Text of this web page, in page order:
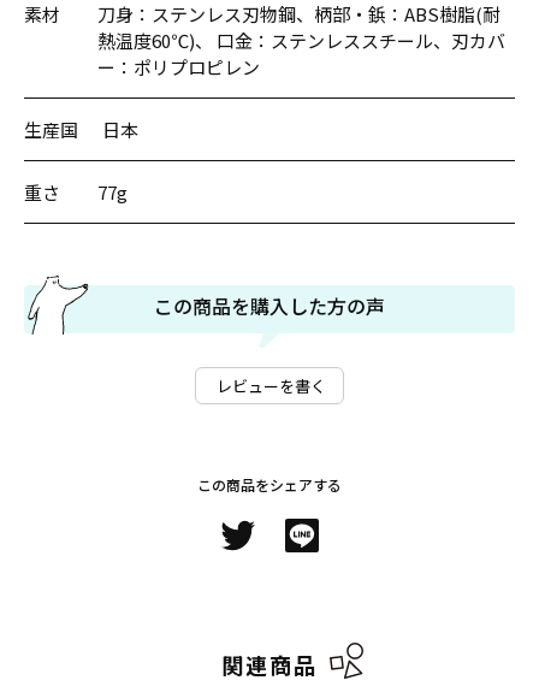
素材
刀身：ステンレス刃物鋼、柄部・鋲：ABS樹脂(耐
熱温度60℃)、 口金：ステンレススチール、刃カバ
ー：ポリプロピレン
生産国 日本
重さ 77g
この商品を購入した方の声
レビューを書く
この商品をシェアする
関連商品